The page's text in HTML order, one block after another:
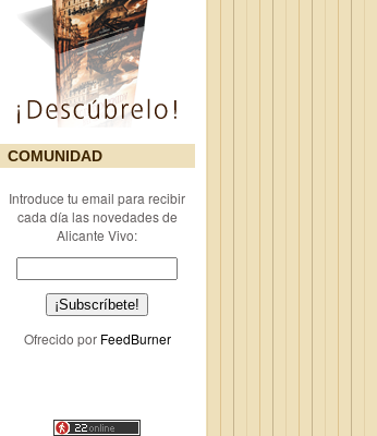
COMUNIDAD
Introduce tu email para recibir
cada día las novedades de
Alicante Vivo:
Ofrecido por FeedBurner